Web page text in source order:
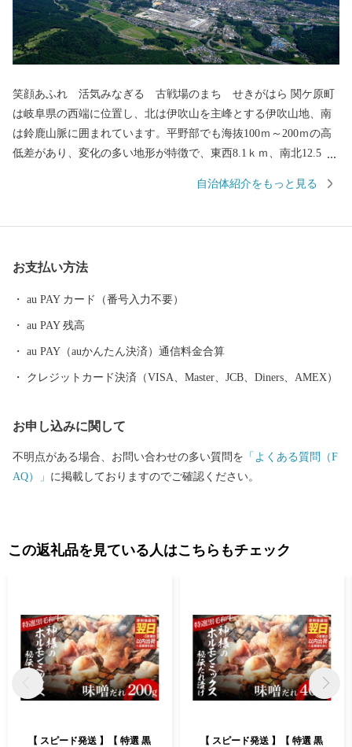
笑顔あふれ 活気みなぎる 古戦場のまち せきがはら 関ケ原町
は岐阜県の西端に位置し、北は伊吹山を主峰とする伊吹山地、南
は鈴鹿山脈に囲まれています。平野部でも海抜100ｍ～200ｍの高
低差があり、変化の多い地形が特徴で、東西8.1ｋｍ、南北12.5ｋ
う東西の結節点であったこの地には、古くは日本武尊に縁の地で
も言われ、関ケ原には、言葉や食など様々な分野で東西文化が混
言われぬ物語があります。関ケ原はまさに「戦国（終焉）の聖
地」といえるでしょう。魅力あふれる関ケ原町の観光情報の発信
拠点としてJR関ケ原駅前に開館した「関ケ原駅前観光交流館（愛
自治体紹介をもっと見る
お支払い方法
au PAY カード（番号入力不要）
au PAY 残高
au PAY（auかんたん決済）通信料金合算
クレジットカード決済（VISA、Master、JCB、Diners、AMEX）
お申し込みに関して
不明点がある場合、お問い合わせの多い質問を 「よくある質問（F
AQ）」 に掲載しておりますのでご確認ください。
この返礼品を見ている人はこちらもチェック
【 スピード発送 】【 特選 黒
【 スピード発送 】【 特選 黒